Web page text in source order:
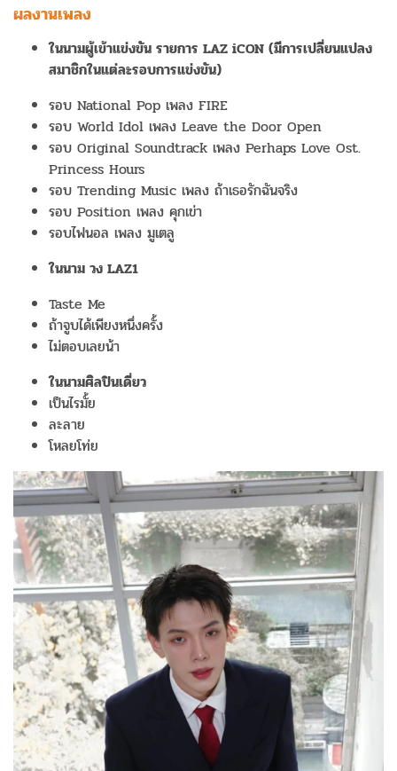
ผลงานเพลง
ในนามผู้เข้าแข่งขัน รายการ LAZ iCON (มีการเปลี่ยนแปลง
สมาชิกในแต่ละรอบการแข่งขัน)
รอบ National Pop เพลง FIRE
รอบ World Idol เพลง Leave the Door Open
รอบ Original Soundtrack เพลง Perhaps Love Ost.
Princess Hours
รอบ Trending Music เพลง ถ้าเธอรักฉันจริง
รอบ Position เพลง คุกเข่า
รอบไฟนอล เพลง มูเตลู
ในนาม วง LAZ1
Taste Me
ถ้าจูบได้เพียงหนึ่งครั้ง
ไม่ตอบเลยน้า
ในนามศิลปินเดี่ยว
เป็นไรมั้ย
ละลาย
โหลยโท่ย